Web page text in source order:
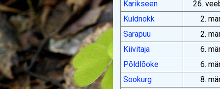
Karikseen
26.
Kuldnokk
2.
Sarapuu
2.
Kiivitaja
6.
Põldlõoke
6.
Sookurg
8.